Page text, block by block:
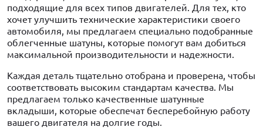
подходящие для всех типов двигателей. Для тех, кто
хочет улучшить технические характеристики своего
автомобиля, мы предлагаем специально подобранные
облегченные шатуны, которые помогут вам добиться
максимальной производительности и надежности.
Каждая деталь тщательно отобрана и проверена, чтобы
соответствовать высоким стандартам качества. Мы
предлагаем только качественные шатунные
вкладыши, которые обеспечат бесперебойную работу
вашего двигателя на долгие годы.